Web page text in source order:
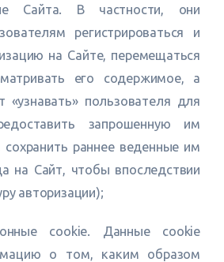
Сайта. В частности, они
регистрироваться и
на Сайте, перемещаться
его содержимое, а
«узнавать» пользователя для
запрошенную им
сохранить раннее веденные им
на Сайт, чтобы впоследствии
авторизации);
cookie. Данные cookie
о том, каким образом